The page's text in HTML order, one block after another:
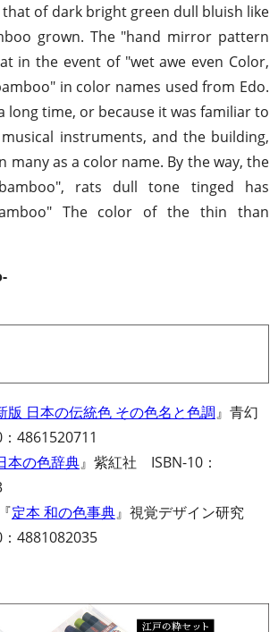
that of dark bright green dull bluish like
grown. The "hand mirror pattern
in the event of "wet awe even Color,
in color names used from Edo.
long time, or because it was familiar to
instruments, and the building,
many as a color name. By the way, the
rats dull tone tinged has
The color of the thin than
版 日本の伝統色 その色名と色調』青幻
4861520711
本の色辞典』紫紅社 ISBN-10：
定本 和の色事典』視覚デザイン研究
4881082035